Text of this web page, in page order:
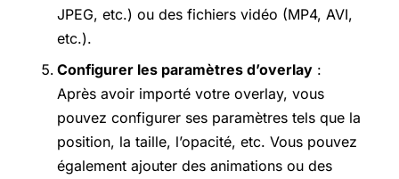
JPEG, etc.) ou des fichiers vidéo (MP4, AVI,
etc.).
Configurer les paramètres d’overlay :
Après avoir importé votre overlay, vous
pouvez configurer ses paramètres tels que la
position, la taille, l’opacité, etc. Vous pouvez
également ajouter des animations ou des